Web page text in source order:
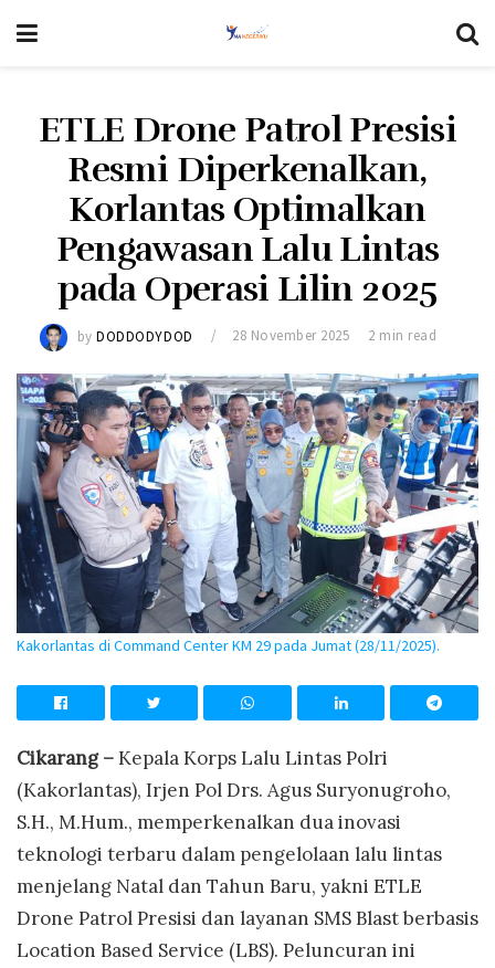
ETLE Drone Patrol Presisi
Resmi Diperkenalkan,
Korlantas Optimalkan
Pengawasan Lalu Lintas
pada Operasi Lilin 2025
by DODDODYDOD 28 November 2025 2 min read
Kakorlantas di Command Center KM 29 pada Jumat (28/11/2025).
Cikarang –Kepala Korps Lalu Lintas Polri
(Kakorlantas), Irjen Pol Drs. Agus Suryonugroho,
S.H., M.Hum., memperkenalkan dua inovasi
teknologi terbaru dalam pengelolaan lalu lintas
menjelang Natal dan Tahun Baru, yakni ETLE
Drone Patrol Presisi dan layanan SMS Blast berbasis
Location Based Service (LBS). Peluncuran ini